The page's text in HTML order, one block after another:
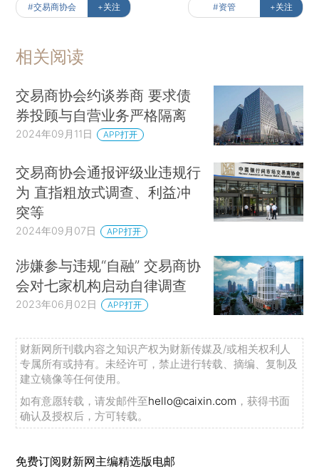
#交易商协会 +关注 #资管 +关注
相关阅读
交易商协会约谈券商 要求债
券投顾与自营业务严格隔离
2024年09月11日 APP打开
交易商协会通报评级业违规行
为 直指粗放式调查、利益冲
突等
2024年09月07日 APP打开
涉嫌参与违规“自融” 交易商协
会对七家机构启动自律调查
2023年06月02日 APP打开
财新网所刊载内容之知识产权为财新传媒及/或相关权利人
专属所有或持有。未经许可，禁止进行转载、摘编、复制及
建立镜像等任何使用。
如有意愿转载，请发邮件至hello@caixin.com ，获得书面
确认及授权后，方可转载。
免费订阅财新网主编精选版电邮